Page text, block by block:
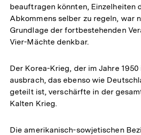
beauftragen könnten, Einzelheiten
Abkommens selber zu regeln, war
Grundlage der fortbestehenden
Vier-Mächte denkbar.
Der Korea-Krieg, der im Jahre 1950
ausbrach, das ebenso wie
geteilt ist, verschärfte in der
Kalten Krieg.
Die amerikanisch-sowjetischen